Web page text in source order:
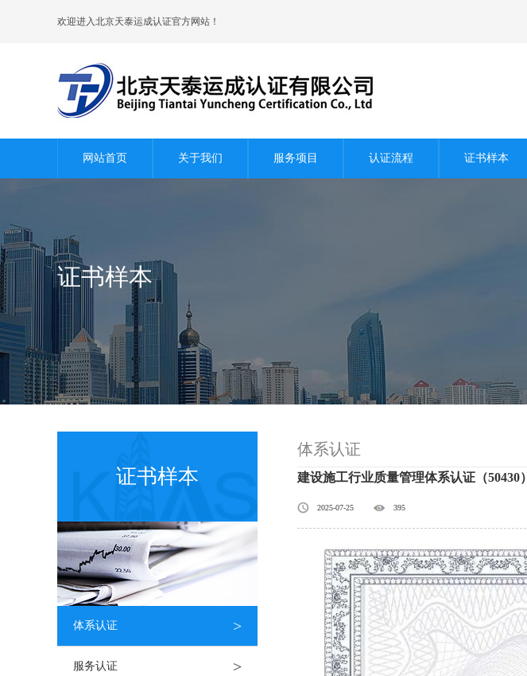
欢迎进入北京天泰运成认证官方网站！
网站首页 关于我们 服务项目 认证流程 证书样本
证书样本
证书样本
体系认证 >
服务认证 >
体系认证
建设施工行业质量管理体系认证（50430）
2025-07-25 395